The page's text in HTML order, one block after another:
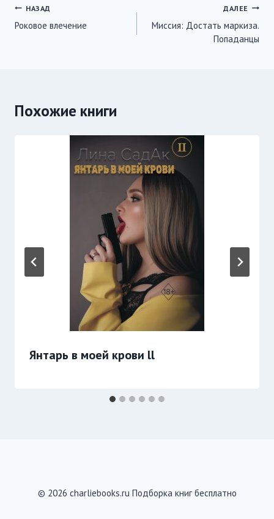
Навигация
по
НАЗАД
Роковое влечение
ДАЛЕЕ
Миссия: Достать маркиза.
Попаданцы
Похожие книги
Янтарь в моей крови ll
© 2026 charliebooks.ru Подборка книг бесплатно